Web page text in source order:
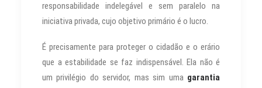
responsabilidade indelegável e sem paralelo na
iniciativa privada, cujo objetivo primário é o lucro.
É precisamente para proteger o cidadão e o erário
que a estabilidade se faz indispensável. Ela não é
um privilégio do servidor, mas sim uma garantia